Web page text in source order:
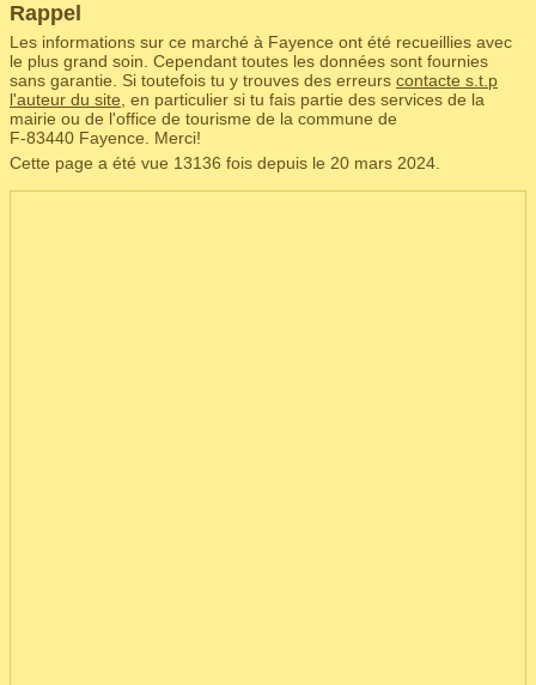
Rappel
Les informations sur ce marché à Fayence ont été recueillies avec
le plus grand soin. Cependant toutes les données sont fournies
sans garantie. Si toutefois tu y trouves des erreurs contacte s.t.p
l'auteur du site , en particulier si tu fais partie des services de la
mairie ou de l'office de tourisme de la commune de
F‑83440 Fayence. Merci!
Cette page a été vue 13136 fois depuis le 20 mars 2024.